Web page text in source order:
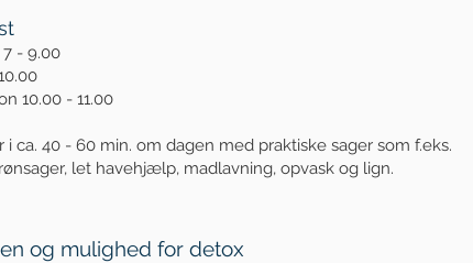
- 9.00
10.00 - 11.00
ca. 40 - 60 min. om dagen med praktiske sager som f.eks.
let havehjælp, madlavning, opvask og lign.
og mulighed for detox